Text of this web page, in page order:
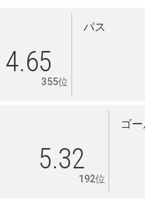
4.65
355位
パス
5.32
192位
ゴ